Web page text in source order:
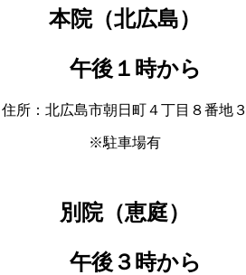
本院（北広島）
午後１時から
住所：北広島市朝日町４丁目８番地３
※駐車場有
別院（恵庭）
午後３時から